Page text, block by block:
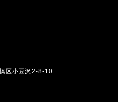
橋区小豆沢2-8-10